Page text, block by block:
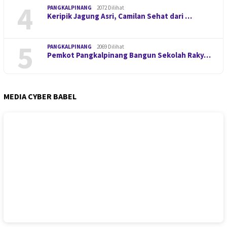
4 PANGKALPINANG 2072 Dilihat
Keripik Jagung Asri, Camilan Sehat dari …
5 PANGKALPINANG 2069 Dilihat
Pemkot Pangkalpinang Bangun Sekolah Raky…
MEDIA CYBER BABEL